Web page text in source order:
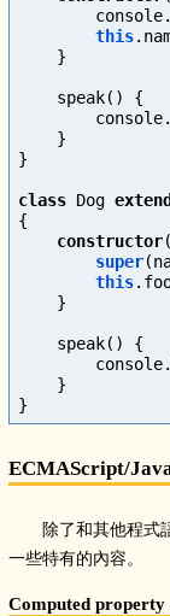
console.
this.
}
speak()
{
console.
}
}
class Dog
{
constructor(
super(
this.
}
speak() {
console.
}
}
ECMAScript/
除了和其他程式
一些特有的內容。
Computed property